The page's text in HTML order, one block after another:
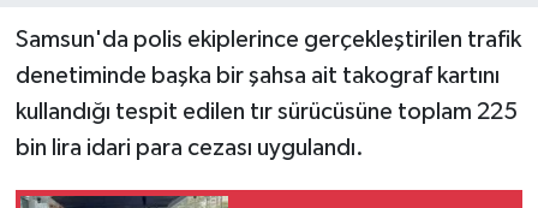
Samsun'da polis ekiplerince gerçekleştirilen trafik
denetiminde başka bir şahsa ait takograf kartını
kullandığı tespit edilen tır sürücüsüne toplam 225
bin lira idari para cezası uygulandı.